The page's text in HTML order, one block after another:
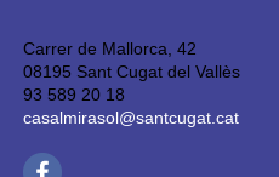
Carrer de Mallorca, 42
08195 Sant Cugat del Vallès
93 589 20 18
casalmirasol@santcugat.cat